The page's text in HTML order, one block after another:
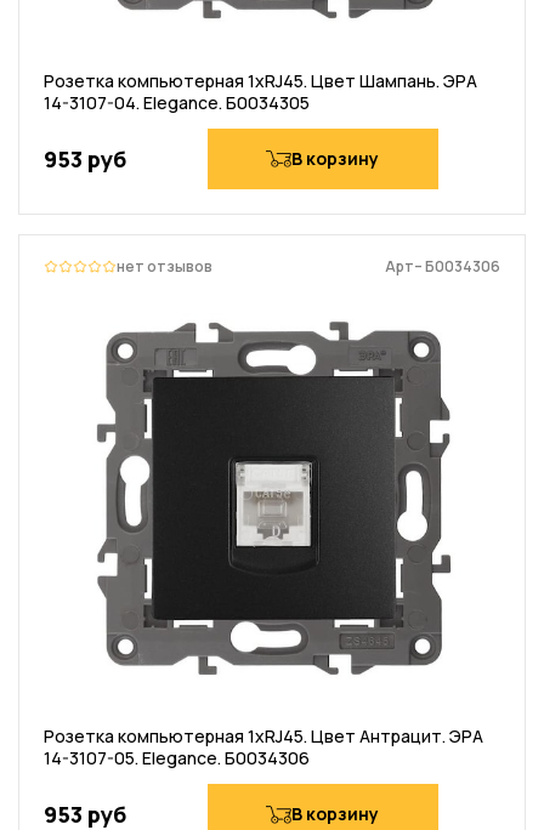
Розетка компьютерная 1хRJ45. Цвет Шампань. ЭРА
14-3107-04. Elegance. Б0034305
953 руб В корзину
нет отзывов Арт– Б0034306
Розетка компьютерная 1хRJ45. Цвет Антрацит. ЭРА
14-3107-05. Elegance. Б0034306
953 руб В корзину